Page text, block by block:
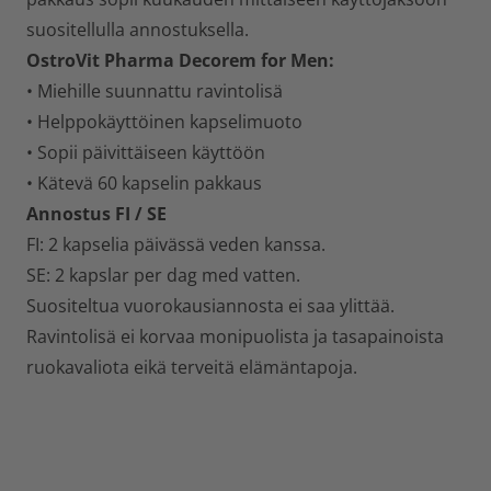
suositellulla annostuksella.
OstroVit Pharma Decorem for Men:
• Miehille suunnattu ravintolisä
• Helppokäyttöinen kapselimuoto
• Sopii päivittäiseen käyttöön
• Kätevä 60 kapselin pakkaus
Annostus FI / SE
FI: 2 kapselia päivässä veden kanssa.
SE: 2 kapslar per dag med vatten.
Suositeltua vuorokausiannosta ei saa ylittää.
Ravintolisä ei korvaa monipuolista ja tasapainoista
ruokavaliota eikä terveitä elämäntapoja.